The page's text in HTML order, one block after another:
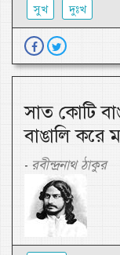
সুখ দুঃখ
সাত কোটি
বাঙালি করে
- রবীন্দ্রনাথ ঠাকুর